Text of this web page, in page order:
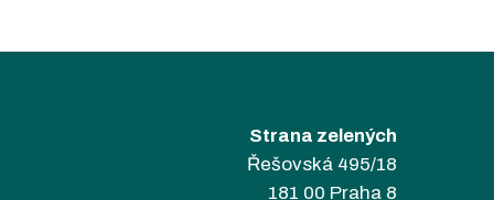
Strana zelených
Řešovská 495/18
181 00 Praha 8